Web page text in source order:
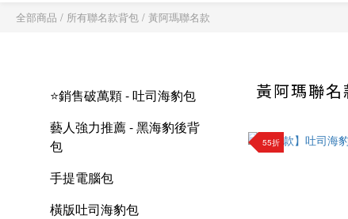
全部商品 / 所有聯名款背包 / 黃阿瑪聯名款
⭐銷售破萬顆 - 吐司海豹包
藝人強力推薦 - 黑海豹後背
包
手提電腦包
橫版吐司海豹包
黃阿瑪聯名
55折